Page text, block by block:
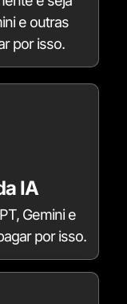
e outras
por isso.
IA
Gemini e
por isso.